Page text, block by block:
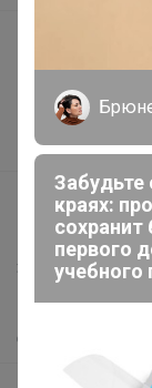
Подарочные
Реклама на
Поставщикам
Вакансии
support@24-
Написать в
Защита
Помощь
О нас
Забудьте
краях:
сохранит
первого
учебного